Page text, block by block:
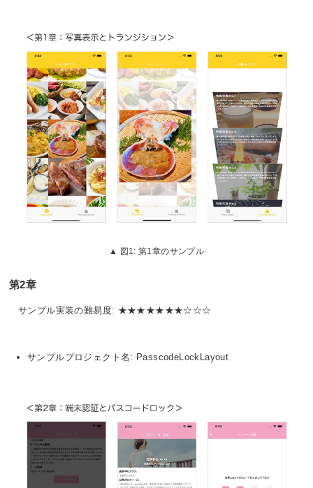
図1: 第1章のサンプル
第2章
サンプル実装の難易度: ★★★★★★★☆☆☆
サンプルプロジェクト名: PasscodeLockLayout